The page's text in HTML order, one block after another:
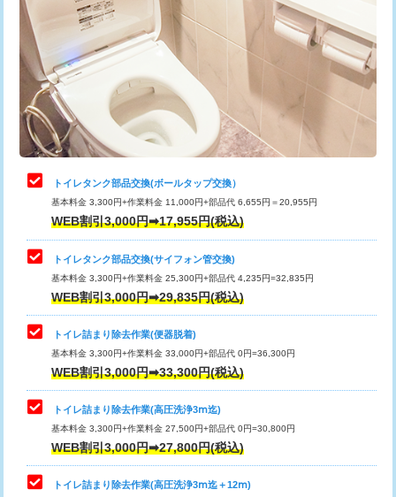
トイレタンク部品交換(ボールタップ交換）
基本料金 3,300円+作業料金 11,000円+部品代 6,655円＝20,955円
WEB割引3,000円➡17,955円(税込)
トイレタンク部品交換(サイフォン管交換)
基本料金 3,300円+作業料金 25,300円+部品代 4,235円=32,835円
WEB割引3,000円➡29,835円(税込)
トイレ詰まり除去作業(便器脱着)
基本料金 3,300円+作業料金 33,000円+部品代 0円=36,300円
WEB割引3,000円➡33,300円(税込)
トイレ詰まり除去作業(高圧洗浄3ⅿ迄)
基本料金 3,300円+作業料金 27,500円+部品代 0円=30,800円
WEB割引3,000円➡27,800円(税込)
トイレ詰まり除去作業(高圧洗浄3ⅿ迄＋12ⅿ)